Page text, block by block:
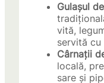
Gulașul
vită,
servită cu
Cârnații
locală,
sare și